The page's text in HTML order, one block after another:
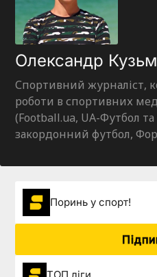
Олександр
Спортивний журналіст,
роботи в спортивних
(Football.ua, UA-Футбол та
закордонний футбол,
Поринь у спорт!
ТОП ліги